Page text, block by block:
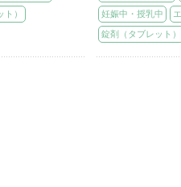
） 妊娠中・授乳中
錠剤（タブレット）